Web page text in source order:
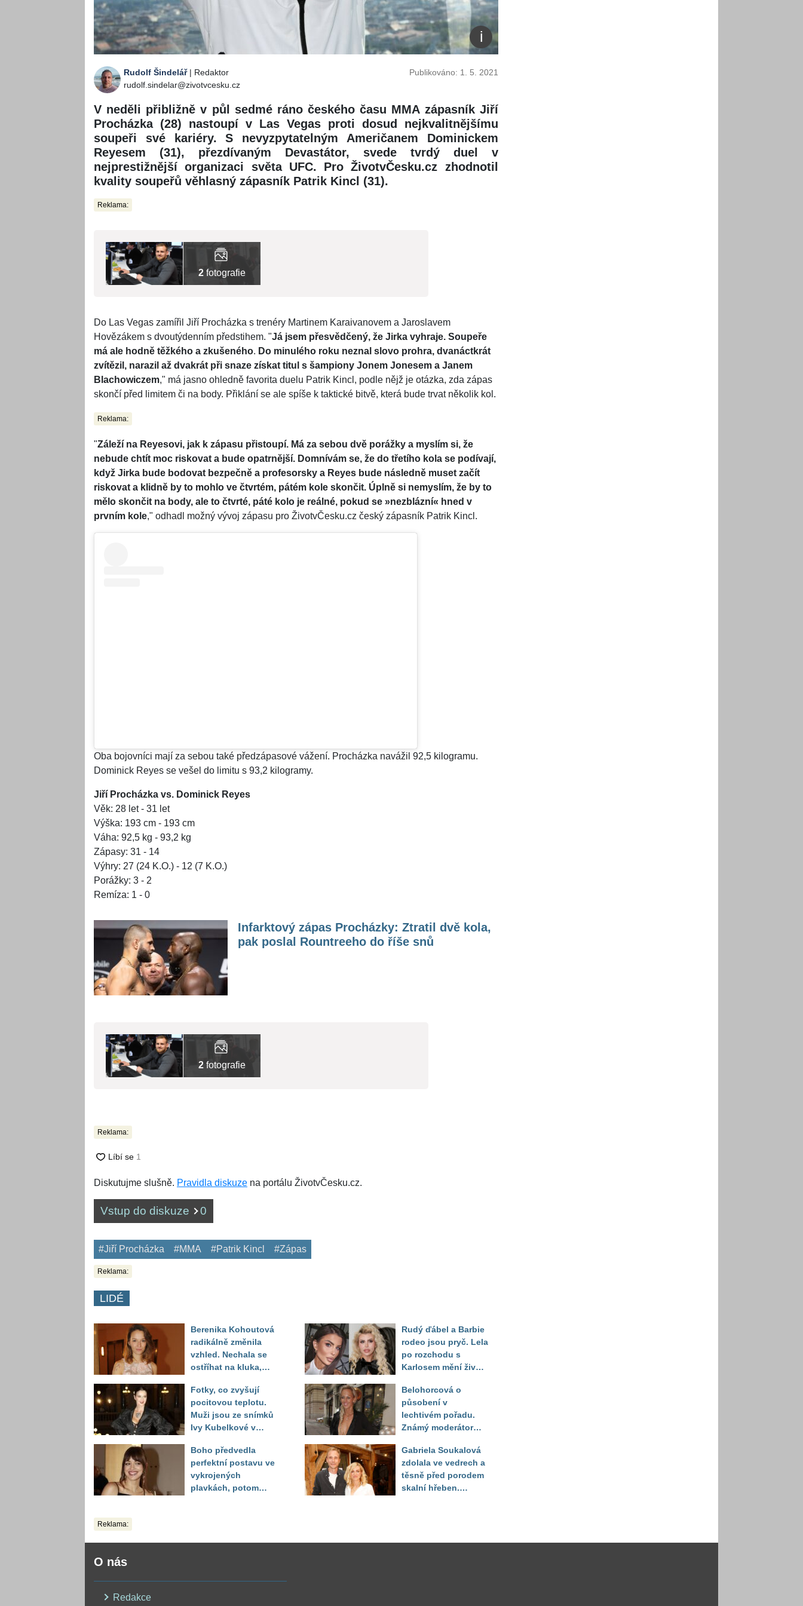
Rudolf Šindelář| Redaktor
rudolf.sindelar@zivotvcesku.cz
Publikováno: 1. 5. 2021
V neděli přibližně v půl sedmé ráno českého času MMA zápasník Jiří
Procházka (28) nastoupí v Las Vegas proti dosud nejkvalitnějšímu
soupeři své kariéry. S nevyzpytatelným Američanem Dominickem
Reyesem (31), přezdívaným Devastátor, svede tvrdý duel v
nejprestižnější organizaci světa UFC. Pro ŽivotvČesku.cz zhodnotil
kvality soupeřů věhlasný zápasník Patrik Kincl (31).
Reklama:
2 fotografie
Do Las Vegas zamířil Jiří Procházka s trenéry Martinem Karaivanovem a Jaroslavem
Hovězákem s dvoutýdenním předstihem. "Já jsem přesvědčený, že Jirka vyhraje. Soupeře
má ale hodně těžkého a zkušeného. Do minulého roku neznal slovo prohra, dvanáctkrát
zvítězil, narazil až dvakrát při snaze získat titul s šampiony Jonem Jonesem a Janem
Blachowiczem," má jasno ohledně favorita duelu Patrik Kincl, podle nějž je otázka, zda zápas
skončí před limitem či na body. Přiklání se ale spíše k taktické bitvě, která bude trvat několik kol.
Reklama:
"Záleží na Reyesovi, jak k zápasu přistoupí. Má za sebou dvě porážky a myslím si, že
nebude chtít moc riskovat a bude opatrnější. Domnívám se, že do třetího kola se podívají,
když Jirka bude bodovat bezpečně a profesorsky a Reyes bude následně muset začít
riskovat a klidně by to mohlo ve čtvrtém, pátém kole skončit. Úplně si nemyslím, že by to
mělo skončit na body, ale to čtvrté, páté kolo je reálné, pokud se »nezblázní« hned v
prvním kole," odhadl možný vývoj zápasu pro ŽivotvČesku.cz český zápasník Patrik Kincl.
Oba bojovníci mají za sebou také předzápasové vážení. Procházka navážil 92,5 kilogramu.
Dominick Reyes se vešel do limitu s 93,2 kilogramy.
Jiří Procházka vs. Dominick Reyes
Věk: 28 let - 31 let
Výška: 193 cm - 193 cm
Váha: 92,5 kg - 93,2 kg
Zápasy: 31 - 14
Výhry: 27 (24 K.O.) - 12 (7 K.O.)
Porážky: 3 - 2
Remíza: 1 - 0
Infarktový zápas Procházky: Ztratil dvě kola,
pak poslal Rountreeho do říše snů
2 fotografie
Reklama:
Diskutujme slušně. Pravidla diskuze na portálu ŽivotvČesku.cz.
Vstup do diskuze 0
#Jiří Procházka #MMA #Patrik Kincl #Zápas
Reklama:
LIDÉ
Berenika Kohoutová
radikálně změnila
vzhled. Nechala se
ostříhat na kluka,
překvapily
Fotky, co zvyšují
pocitovou teplotu.
Muži jsou ze snímků
Ivy Kubelkové v
Boho předvedla
perfektní postavu ve
vykrojených
plavkách, potom
Rudý ďábel a Barbie
rodeo jsou pryč. Lela
po rozchodu s
Karlosem mění život i
Sandeva
Belohorcová o
působení v
lechtivém pořadu.
Známý moderátor
sledoval pod dekou
Gabriela Soukalová
zdolala ve vedrech a
těsně před porodem
skalní hřeben.
Reklama:
O nás
Redakce